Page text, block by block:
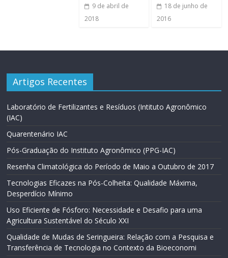
9 de abril de
2018
18 de junho de
2016
Artigos Recentes
Laboratório de Fertilizantes e Resíduos (Intituto Agronômico
(IAC)
Quarentenário IAC
Pós-Graduação do Instituto Agronômico (PPG-IAC)
Resenha Climatológica do Período de Maio a Outubro de 2017
Tecnologias Eficazes na Pós-Colheita: Qualidade Máxima,
Desperdício Mínimo
Uso Eficiente de Fósforo: Necessidade e Desafio para uma
Agricultura Sustentável do Século XXI
Qualidade de Mudas de Seringueira: Relação com a Pesquisa e
Transferência de Tecnologia no Contexto da Bioeconomi